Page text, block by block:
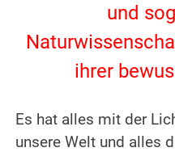
und
ihrer
Es hat alles mit der
unsere Welt und alles